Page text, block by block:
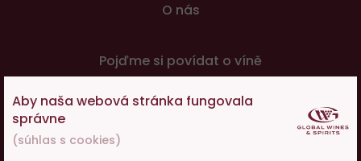
Aby naša webová stránka fungovala
správne
(súhlas s cookies)
O nás
Pojďme si povídat o víně
© 2001 - 2024 Global Wines & Spirits, s.r.o., všechna práva
vyhrazena. Adresa: Václavské náměstí 53, 110 00 Praha 1,
e-mail: